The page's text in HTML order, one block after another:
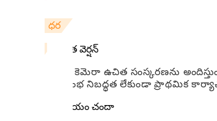
ధర
ఉచిత వెర్షన్
వావ్ కెమెరా ఉచిత సంస్కరణను
ప్రారంభ నిబద్ధత లేకుండా ప్రాథమిక
ప్రీమియం చందా